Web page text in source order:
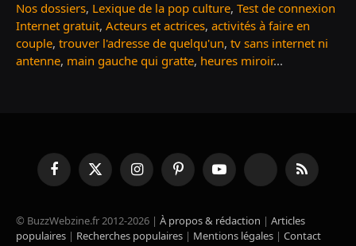
Nos dossiers, Lexique de la pop culture, Test de connexion
Internet gratuit, Acteurs et actrices, activités à faire en
couple, trouver l'adresse de quelqu'un, tv sans internet ni
antenne, main gauche qui gratte, heures miroir...
FacebookX
(Twitter)
InstagramPinterestYouTube TikTok RSS
© BuzzWebzine.fr 2012-2026 | À propos & rédaction | Articles
populaires | Recherches populaires | Mentions légales | Contact